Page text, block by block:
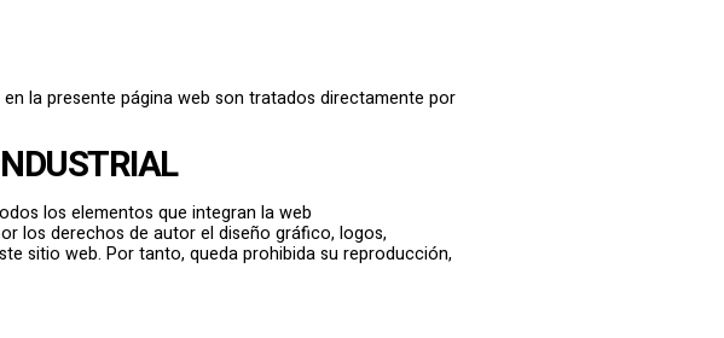
la presente página web son tratados directamente por
los elementos que integran la web
los derechos de autor el diseño gráfico, logos,
sitio web. Por tanto, queda prohibida su reproducción,